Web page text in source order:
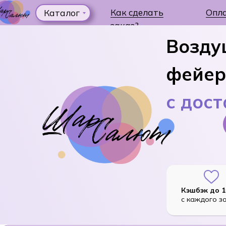
Как сделать
заказ?
Каталог
с
Кэшбэк до
с каждого